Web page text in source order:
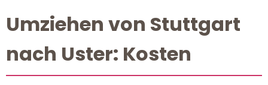
Umziehen von Stuttgart
nach Uster: Kosten